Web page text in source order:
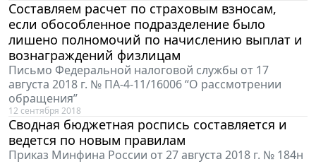
Составляем расчет по страховым взносам,
если обособленное подразделение было
лишено полномочий по начислению выплат и
вознаграждений физлицам
Письмо Федеральной налоговой службы от 17
августа 2018 г. № ПА-4-11/16006 “О рассмотрении
обращения”
12 сентября 2018
Сводная бюджетная роспись составляется и
ведется по новым правилам
Приказ Минфина России от 27 августа 2018 г. № 184н